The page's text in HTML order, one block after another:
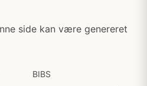
side kan være genereret
BIBS